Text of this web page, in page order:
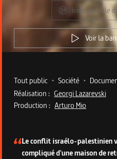
Indisponible
Voir la
Metadata du programme
Tout public • Société •
Réalisation : Georgi Lazarevski
Production : Arturo Mio
Le conflit israélo-palestinien
compliqué d'une maison de